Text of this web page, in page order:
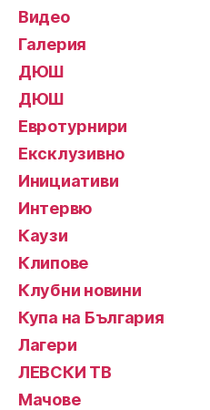
Видео
Галерия
ДЮШ
ДЮШ
Евротурнири
Ексклузивно
Инициативи
Интервю
Каузи
Клипове
Клубни новини
Купа на България
Лагери
ЛЕВСКИ ТВ
Мачове